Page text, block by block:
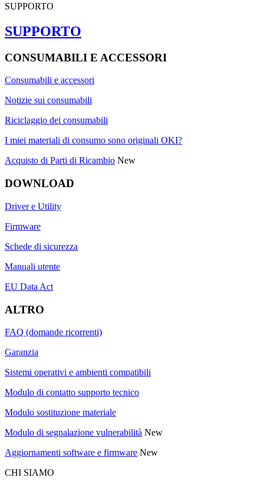
SUPPORTO
SUPPORTO
CONSUMABILI E ACCESSORI
Consumabili e accessori
Notizie sui consumabili
Riciclaggio dei consumabili
I miei materiali di consumo sono originali OKI?
Acquisto di Parti di Ricambio New
DOWNLOAD
Driver e Utility
Firmware
Schede di sicurezza
Manuali utente
EU Data Act
ALTRO
FAQ (domande ricorrenti)
Garanzia
Sistemi operativi e ambienti compatibili
Modulo di contatto supporto tecnico
Modulo sostituzione materiale
Modulo di segnalazione vulnerabilità New
Aggiornamenti software e firmware New
CHI SIAMO